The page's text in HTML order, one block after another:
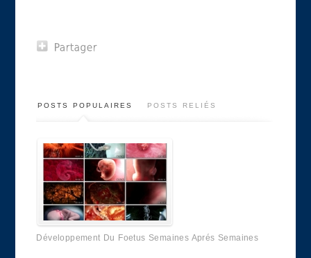
POSTS POPULAIRES POSTS RELIÉS
Développement Du Foetus Semaines Aprés Semaines